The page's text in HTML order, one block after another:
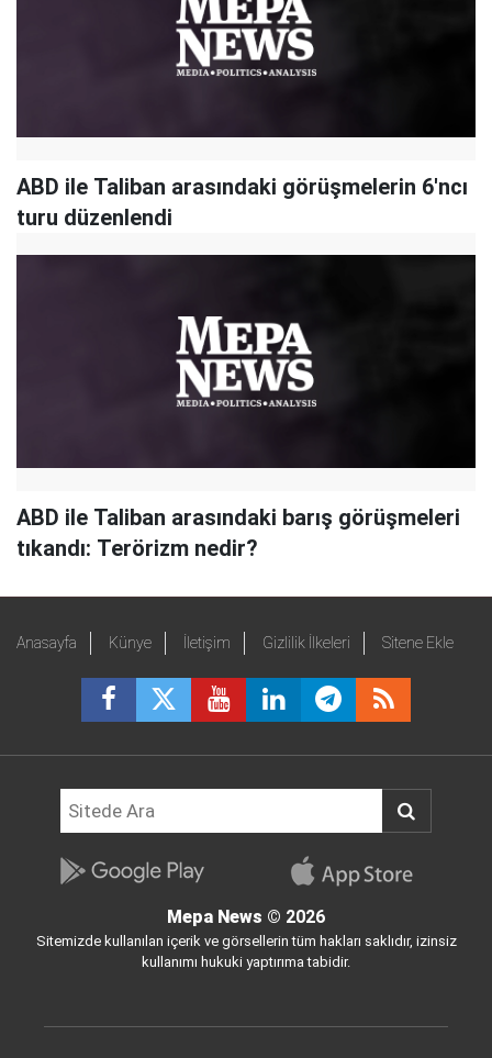
ABD ile Taliban arasındaki görüşmelerin 6'ncı
turu düzenlendi
ABD ile Taliban arasındaki barış görüşmeleri
tıkandı: Terörizm nedir?
Anasayfa Künye İletişim Gizlilik İlkeleri Sitene Ekle
Mepa News © 2026
Sitemizde kullanılan içerik ve görsellerin tüm hakları saklıdır, izinsiz
kullanımı hukuki yaptırıma tabidir.